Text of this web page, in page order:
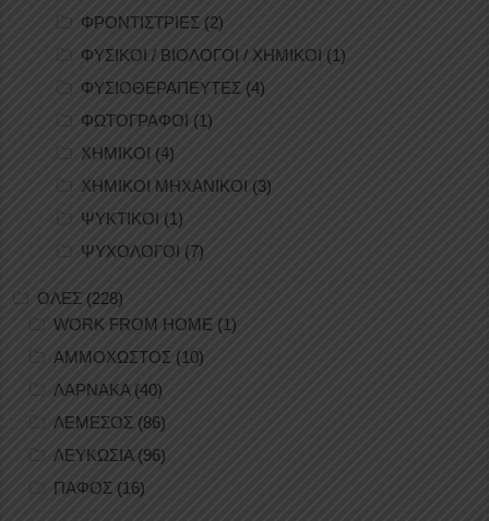
ΦΡΟΝΤΙΣΤΡΙΕΣ (2)
ΦΥΣΙΚΟΙ / ΒΙΟΛΟΓΟΙ / ΧΗΜΙΚΟΙ (1)
ΦΥΣΙΟΘΕΡΑΠΕΥΤΕΣ (4)
ΦΩΤΟΓΡΑΦΟΙ (1)
ΧΗΜΙΚΟΙ (4)
ΧΗΜΙΚΟΙ ΜΗΧΑΝΙΚΟΙ (3)
ΨΥΚΤΙΚΟΙ (1)
ΨΥΧΟΛΟΓΟΙ (7)
ΟΛΕΣ (228)
WORK FROM HOME (1)
ΑΜΜΟΧΩΣΤΟΣ (10)
ΛΑΡΝΑΚΑ (40)
ΛΕΜΕΣΟΣ (86)
ΛΕΥΚΩΣΙΑ(96)
ΠΑΦΟΣ (16)